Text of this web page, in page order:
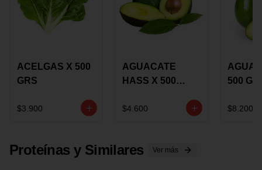
ACELGAS X 500
GRS
$3.900
AGUACATE
HASS X 500
$4.600
500
$8.200
Proteínas y Similares Ver más